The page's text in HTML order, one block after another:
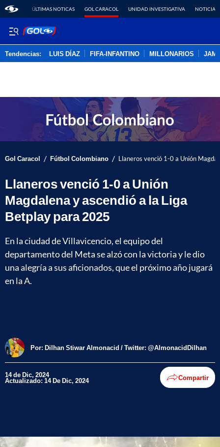
ÚLTIMAS NOTICAS GOL CARACOL UNIDAD INVESTIGATIVA NOTICIAS
Tendencias: LUIS DÍAZ FIFA-INFANTINO MILLONARIOS
Gol Caracol / Fútbol Colombiano / Llaneros venció 1-0 a Unión
Llaneros venció 1-0 a Unión
Magdalena y ascendió a la Liga
Betplay para 2025
En la ciudad de Villavicencio, el equipo del
departamento del Meta se alzó con la victoria y le dio
una alegría a sus aficionados, que el próximo año jugará
en la A.
Por: Dilhan Stiwar Almonacid / Twitter: @AlmonacidDilhan
14 de Dic, 2024
Actualizado: 14 De Dic, 2024 Compartir